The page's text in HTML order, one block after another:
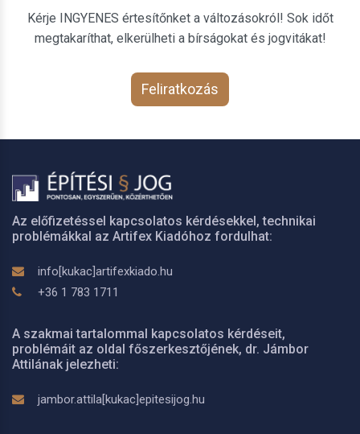
Kérje INGYENES értesítőnket a változásokról! Sok időt
megtakaríthat, elkerülheti a bírságokat és jogvitákat!
Feliratkozás
Az előfizetéssel kapcsolatos kérdésekkel, technikai
problémákkal az Artifex Kiadóhoz fordulhat:
info[kukac]artifexkiado.hu
+36 1 783 1711
A szakmai tartalommal kapcsolatos kérdéseit,
problémáit az oldal főszerkesztőjének, dr. Jámbor
Attilának jelezheti:
jambor.attila[kukac]epitesijog.hu